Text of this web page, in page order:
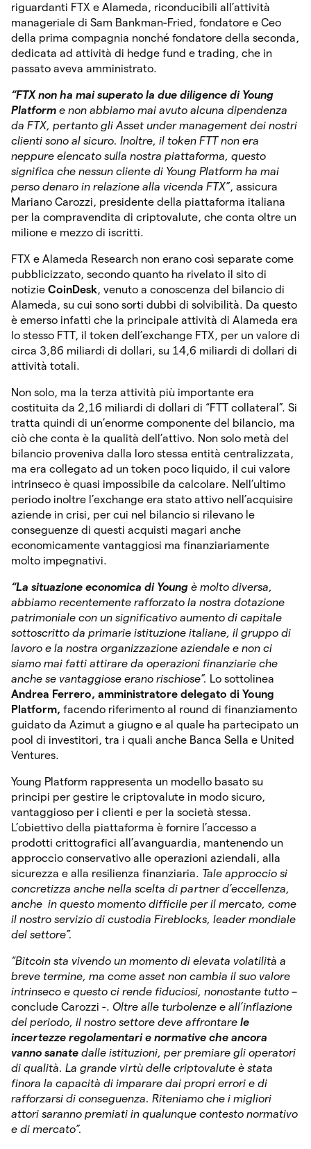
riguardanti FTX e Alameda, riconducibili all’attività
manageriale di Sam Bankman-Fried, fondatore e Ceo
della prima compagnia nonché fondatore della seconda,
dedicata ad attività di hedge fund e trading, che in
passato aveva amministrato.
“FTX non ha mai superato la due diligence di Young
Platform e non abbiamo mai avuto alcuna dipendenza
da FTX, pertanto gli Asset under management dei nostri
clienti sono al sicuro. Inoltre, il token FTT non era
neppure elencato sulla nostra piattaforma, questo
significa che nessun cliente di Young Platform ha mai
perso denaro in relazione alla vicenda FTX”, assicura
Mariano Carozzi, presidente della piattaforma italiana
per la compravendita di criptovalute, che conta oltre un
milione e mezzo di iscritti.
FTX e Alameda Research non erano così separate come
pubblicizzato, secondo quanto ha rivelato il sito di
notizie CoinDesk, venuto a conoscenza del bilancio di
Alameda, su cui sono sorti dubbi di solvibilità. Da questo
è emerso infatti che la principale attività di Alameda era
lo stesso FTT, il token dell’exchange FTX, per un valore di
circa 3,86 miliardi di dollari, su 14,6 miliardi di dollari di
attività totali.
Non solo, ma la terza attività più importante era
costituita da 2,16 miliardi di dollari di “FTT collateral”. Si
tratta quindi di un’enorme componente del bilancio, ma
ciò che conta è la qualità dell’attivo. Non solo metà del
bilancio proveniva dalla loro stessa entità centralizzata,
ma era collegato ad un token poco liquido, il cui valore
intrinseco è quasi impossibile da calcolare. Nell’ultimo
periodo inoltre l’exchange era stato attivo nell’acquisire
aziende in crisi, per cui nel bilancio si rilevano le
conseguenze di questi acquisti magari anche
economicamente vantaggiosi ma finanziariamente
molto impegnativi.
“La situazione economica di Young è molto diversa,
abbiamo recentemente rafforzato la nostra dotazione
patrimoniale con un significativo aumento di capitale
sottoscritto da primarie istituzione italiane, il gruppo di
lavoro e la nostra organizzazione aziendale e non ci
siamo mai fatti attirare da operazioni finanziarie che
anche se vantaggiose erano rischiose”. Lo sottolinea
Andrea Ferrero, amministratore delegato di Young
Platform, facendo riferimento al round di finanziamento
guidato da Azimut a giugno e al quale ha partecipato un
pool di investitori, tra i quali anche Banca Sella e United
Ventures.
Young Platform rappresenta un modello basato su
principi per gestire le criptovalute in modo sicuro,
vantaggioso per i clienti e per la società stessa.
L’obiettivo della piattaforma è fornire l’accesso a
prodotti crittografici all’avanguardia, mantenendo un
approccio conservativo alle operazioni aziendali, alla
sicurezza e alla resilienza finanziaria. Tale approccio si
concretizza anche nella scelta di partner d’eccellenza,
anche in questo momento difficile per il mercato, come
il nostro servizio di custodia Fireblocks, leader mondiale
del settore”.
“Bitcoin sta vivendo un momento di elevata volatilità a
breve termine, ma come asset non cambia il suo valore
intrinseco e questo ci rende fiduciosi, nonostante tutto –
conclude Carozzi -. Oltre alle turbolenze e all’inflazione
del periodo, il nostro settore deve affrontare le
incertezze regolamentari e normative che ancora
vanno sanate dalle istituzioni, per premiare gli operatori
di qualità. La grande virtù delle criptovalute è stata
finora la capacità di imparare dai propri errori e di
rafforzarsi di conseguenza. Riteniamo che i migliori
attori saranno premiati in qualunque contesto normativo
e di mercato”.